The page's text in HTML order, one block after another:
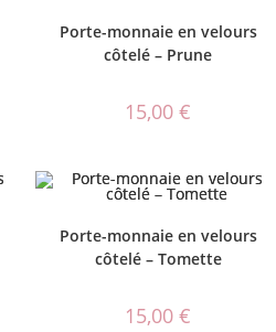
Porte-monnaie en velours
côtelé – Prune
15,00 €
Porte-monnaie en velours
côtelé – Tomette
15,00 €